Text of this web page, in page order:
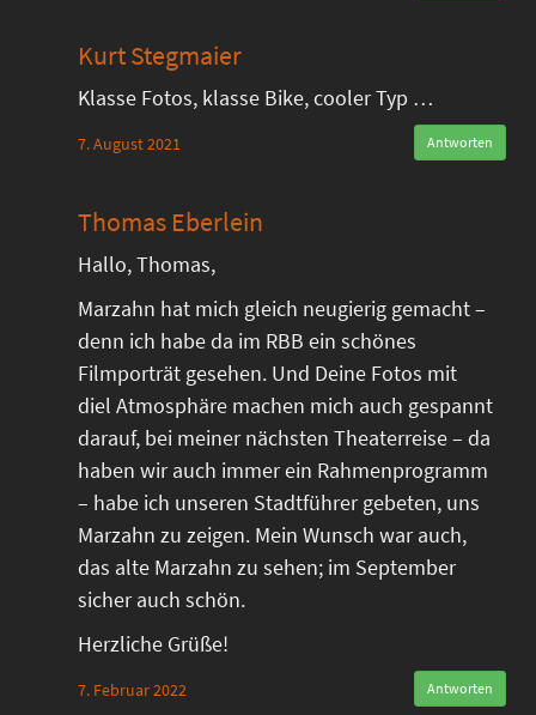
Kurt Stegmaier
Klasse Fotos, klasse Bike, cooler Typ …
7. August 2021 Antworten
Thomas Eberlein
Hallo, Thomas,
Marzahn hat mich gleich neugierig gemacht –
denn ich habe da im RBB ein schönes
Filmporträt gesehen. Und Deine Fotos mit
diel Atmosphäre machen mich auch gespannt
darauf, bei meiner nächsten Theaterreise – da
haben wir auch immer ein Rahmenprogramm
– habe ich unseren Stadtführer gebeten, uns
Marzahn zu zeigen. Mein Wunsch war auch,
das alte Marzahn zu sehen; im September
sicher auch schön.
Herzliche Grüße!
7. Februar 2022 Antworten